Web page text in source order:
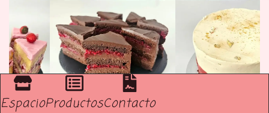
EspacioProductosContacto